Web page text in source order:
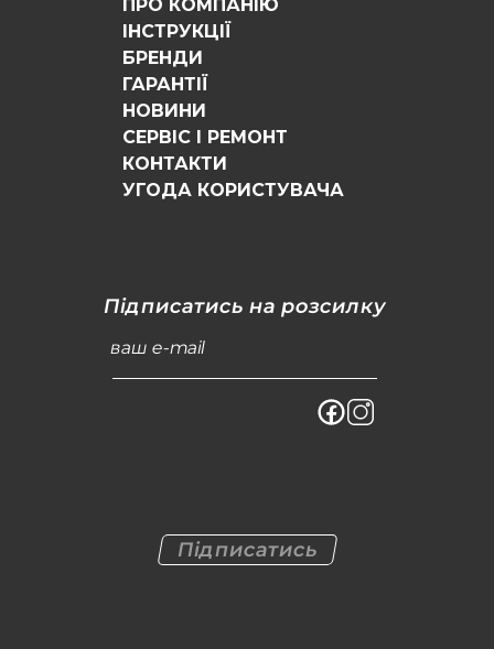
ПРО КОМПАНІЮ
ІНСТРУКЦІЇ
БРЕНДИ
ГАРАНТІЇ
НОВИНИ
СЕРВІС І РЕМОНТ
КОНТАКТИ
УГОДА КОРИСТУВАЧА
Підписатись на розсилку
ваш e-mail
Підписатись